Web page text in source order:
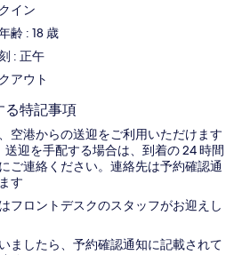
イン
齢 : 18 歳
: 正午
アウト
る特記事項
空港からの送迎をご利用いただけます
送迎を手配する場合は、到着の 24 時間
ご連絡ください。連絡先は予約確認通
す
フロントデスクのスタッフがお迎えし
ましたら、予約確認通知に記載されて